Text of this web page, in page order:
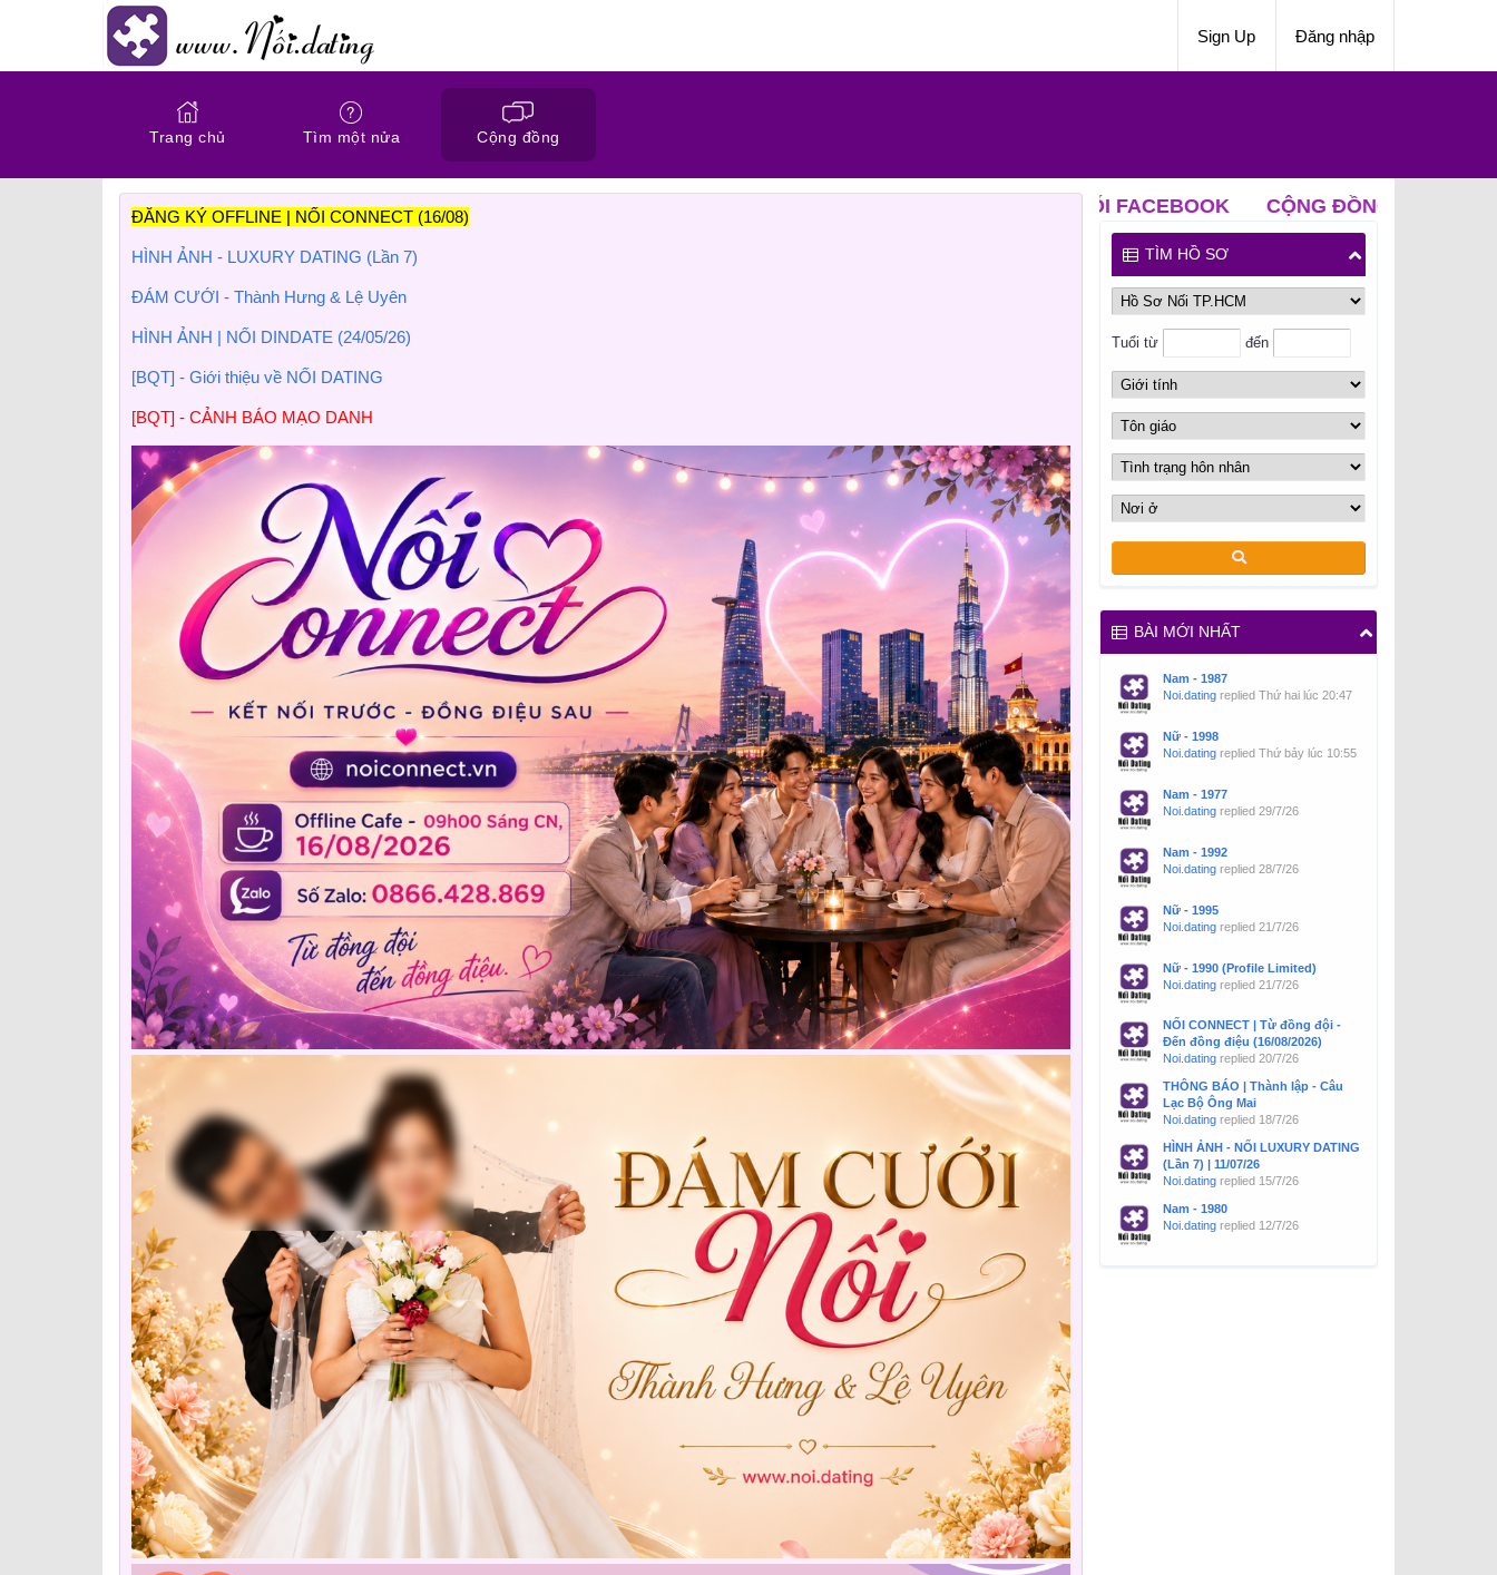
Sign Up Đăng nhập
Trang chủ Tìm một nửa Cộng đồng
ĐĂNG KÝ OFFLINE | NỐI CONNECT (16/08)
HÌNH ẢNH - LUXURY DATING (Lần 7)
ĐÁM CƯỚI - Thành Hưng & Lệ Uyên
HÌNH ẢNH | NỐI DINDATE (24/05/26)
[BQT] - Giới thiệu về NỐI DATING
[BQT] - CẢNH BÁO MẠO DANH
CỘNG ĐỒNG NỐI ZALO
TÌM HỒ SƠ
Tuổi từ đến
BÀI MỚI NHẤT
Nam - 1987
Noi.dating replied Thứ hai lúc 20:47
Nữ - 1998
Noi.dating replied Thứ bảy lúc 10:55
Nam - 1977
Noi.dating replied 29/7/26
Nam - 1992
Noi.dating replied 28/7/26
Nữ - 1995
Noi.dating replied 21/7/26
Nữ - 1990 (Profile Limited)
Noi.dating replied 21/7/26
NỐI CONNECT | Từ đồng đội -
Đến đồng điệu (16/08/2026)
Noi.dating replied 20/7/26
THÔNG BÁO | Thành lập - Câu
Lạc Bộ Ông Mai
Noi.dating replied 18/7/26
HÌNH ẢNH - NỐI LUXURY DATING
(Lần 7) | 11/07/26
Noi.dating replied 15/7/26
Nam - 1980
Noi.dating replied 12/7/26